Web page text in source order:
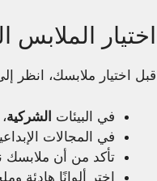
اختيار الملابس
قبل اختيار ملابسك، انظر
في البيئات الشركية
في المجالات
تأكد من أن ملابسك
اختر ألوانًا